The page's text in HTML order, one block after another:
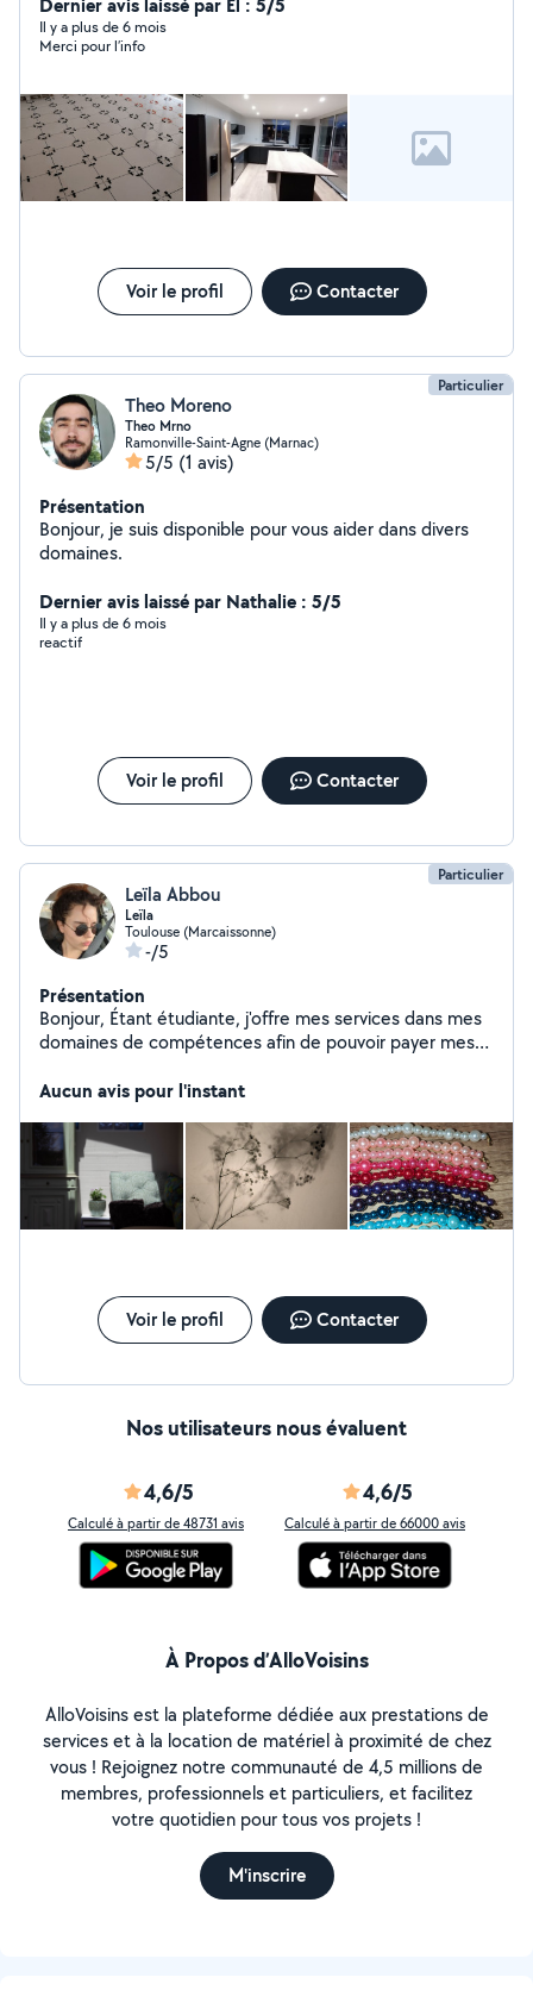
Toute demande
Il y a plus de 6 mois
Merci pour l’info
Voir le profil Contacter
Particulier
Theo Moreno
Theo Mrno
Ramonville-Saint-Agne (Marnac)
5/5 (1 avis)
Présentation
Bonjour, je suis disponible pour vous aider dans divers
domaines.
Dernier avis laissé par Nathalie : 5/5
Il y a plus de 6 mois
reactif
Voir le profil Contacter
Particulier
Leïla Abbou
Leïla
Toulouse (Marcaissonne)
-/5
Présentation
Bonjour, Étant étudiante, j'offre mes services dans mes
domaines de compétences afin de pouvoir payer mes
Aucun avis pour l'instant
Voir le profil Contacter
Nos utilisateurs nous évaluent
4,6/5
Calculé à partir de 48731 avis
4,6/5
Calculé à partir de 66000 avis
À Propos d’AlloVoisins
AlloVoisins est la plateforme dédiée aux prestations de
services et à la location de matériel à proximité de chez
vous ! Rejoignez notre communauté de 4,5 millions de
membres, professionnels et particuliers, et facilitez
votre quotidien pour tous vos projets !
M'inscrire